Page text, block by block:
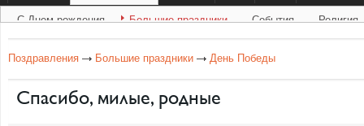
С Днем рождения Большие праздники События
Другое Прикольные Грустные
С Днём Рождения
Музыка
С Днем рождения Большие праздники Cобытия Религия
Поздравления Большие праздники День Победы
Спасибо, милые, родные